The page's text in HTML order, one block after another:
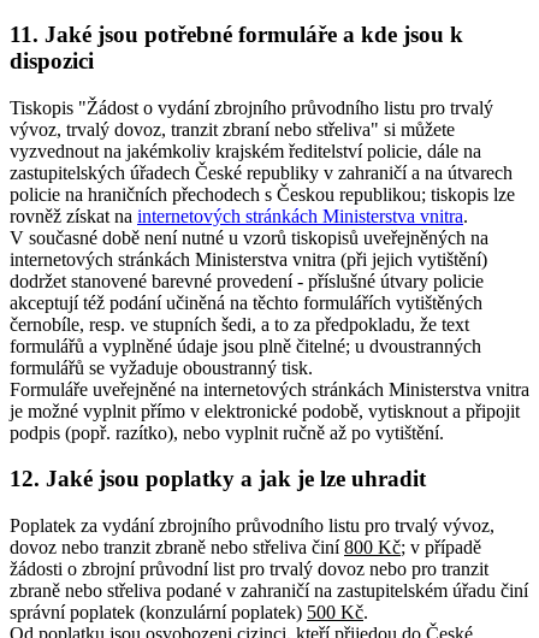
11. Jaké jsou potřebné formuláře a kde jsou k
dispozici
Tiskopis "Žádost o vydání zbrojního průvodního listu pro trvalý
vývoz, trvalý dovoz, tranzit zbraní nebo střeliva" si můžete
vyzvednout na jakémkoliv krajském ředitelství policie, dále na
zastupitelských úřadech České republiky v zahraničí a na útvarech
policie na hraničních přechodech s Českou republikou; tiskopis lze
rovněž získat na internetových stránkách Ministerstva vnitra.
V současné době není nutné u vzorů tiskopisů uveřejněných na
internetových stránkách Ministerstva vnitra (při jejich vytištění)
dodržet stanovené barevné provedení - příslušné útvary policie
akceptují též podání učiněná na těchto formulářích vytištěných
černobíle, resp. ve stupních šedi, a to za předpokladu, že text
formulářů a vyplněné údaje jsou plně čitelné; u dvoustranných
formulářů se vyžaduje oboustranný tisk.
Formuláře uveřejněné na internetových stránkách Ministerstva vnitra
je možné vyplnit přímo v elektronické podobě, vytisknout a připojit
podpis (popř. razítko), nebo vyplnit ručně až po vytištění.
12. Jaké jsou poplatky a jak je lze uhradit
Poplatek za vydání zbrojního průvodního listu pro trvalý vývoz,
dovoz nebo tranzit zbraně nebo střeliva činí800 Kč; v případě
žádosti o zbrojní průvodní list pro trvalý dovoz nebo pro tranzit
zbraně nebo střeliva podané v zahraničí na zastupitelském úřadu činí
správní poplatek (konzulární poplatek) 500 Kč.